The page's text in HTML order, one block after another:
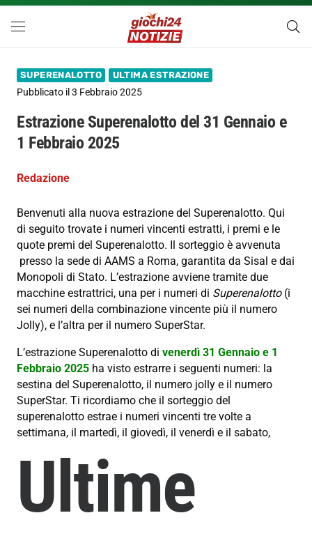
SUPERENALOTTO ULTIMA ESTRAZIONE
Pubblicato il 3 Febbraio 2025
Estrazione Superenalotto del 31 Gennaio e
1 Febbraio 2025
Redazione
Benvenuti alla nuova estrazione del Superenalotto. Qui
di seguito trovate i numeri vincenti estratti, i premi e le
quote premi del Superenalotto. Il sorteggio è avvenuta
presso la sede di AAMS a Roma, garantita da Sisal e dai
Monopoli di Stato. L’estrazione avviene tramite due
macchine estrattrici, una per i numeri di Superenalotto(i
sei numeri della combinazione vincente più il numero
Jolly), e l’altra per il numero SuperStar.
L’estrazione Superenalotto di venerdì 31 Gennaio e 1
Febbraio 2025 ha visto estrarre i seguenti numeri: la
sestina del Superenalotto, il numero jolly e il numero
SuperStar. Ti ricordiamo che il sorteggio del
superenalotto estrae i numeri vincenti tre volte a
settimana, il martedì, il giovedì, il venerdì e il sabato,
Ultime